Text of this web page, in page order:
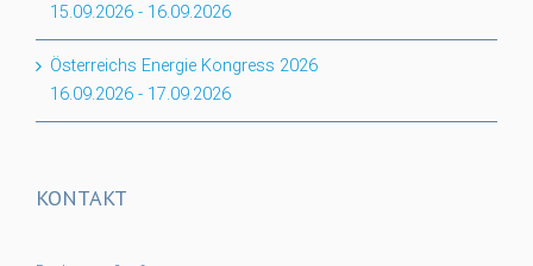
15.09.2026 - 16.09.2026
Österreichs Energie Kongress 2026
16.09.2026 - 17.09.2026
KONTAKT